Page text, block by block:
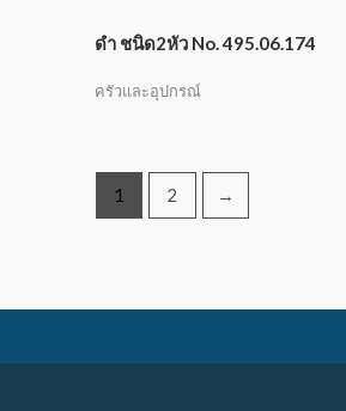
ดำ ชนิด2หัว No. 495.06.174
ครัวและอุปกรณ์
1 2 →